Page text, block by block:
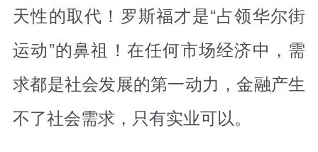
天性的取代！罗斯福才是“占领华尔街
运动”的鼻祖！在任何市场经济中，需
求都是社会发展的第一动力，金融产生
不了社会需求，只有实业可以。